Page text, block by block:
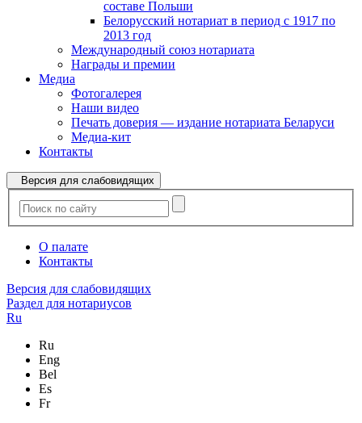
составе Польши
Белорусский нотариат в период с 1917 по
2013 год
Международный союз нотариата
Награды и премии
Медиа
Фотогалерея
Наши видео
Печать доверия — издание нотариата Беларуси
Медиа-кит
Контакты
Версия для слабовидящих
О палате
Контакты
Версия для слабовидящих
Раздел для нотариусов
Ru
Ru
Eng
Bel
Es
Fr